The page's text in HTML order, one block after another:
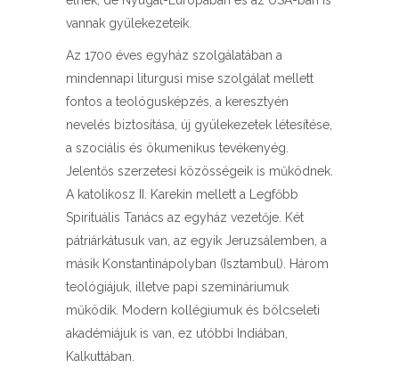
vannak gyülekezeteik.
Az 1700 éves egyház szolgálatában a
mindennapi liturgusi mise szolgálat mellett
fontos a teológusképzés, a keresztyén
nevelés biztosítása, új gyülekezetek létesítése,
a szociális és ökumenikus tevékenyég.
Jelentős szerzetesi közösségeik is működnek.
A katolikosz II. Karekin mellett a Legfőbb
Spirituális Tanács az egyház vezetője. Két
pátriárkátusuk van, az egyik Jeruzsálemben, a
másik Konstantinápolyban (Isztambul). Három
teológiájuk, illetve papi szemináriumuk
működik. Modern kollégiumuk és bölcseleti
akadémiájuk is van, ez utóbbi Indiában,
Kalkuttában.